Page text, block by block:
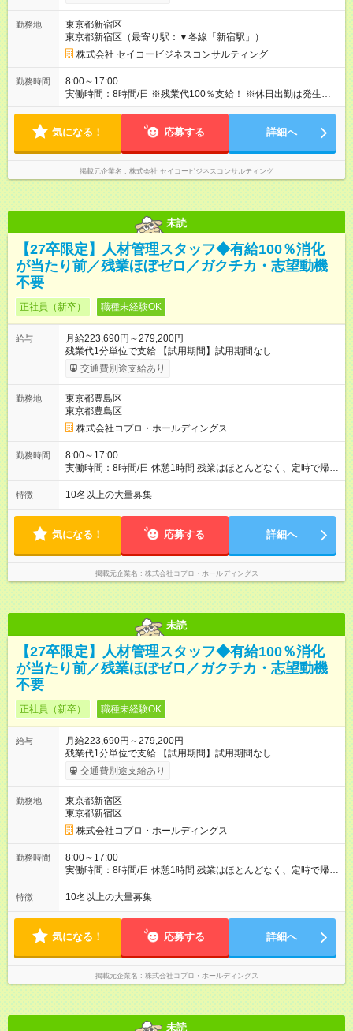
勤務地
東京都新宿区
東京都新宿区（最寄り駅：▼各線「新宿駅」）
株式会社 セイコービジネスコンサルティング
勤務時間
8:00～17:00
実働時間：8時間/日 ※残業代100％支給！ ※休日出勤は発生した
場合は、振替休日の取得が可能です。
気になる！ 応募する 詳細へ
掲載元企業名 株式会社 セイコービジネスコンサルティング
未読
【27卒限定】人材管理スタッフ◆有給100％消化
が当たり前／残業ほぼゼロ／ガクチカ・志望動機
不要
正社員（新卒） 職種未経験OK
給与
月給223,690円～279,200円
残業代1分単位で支給 【試用期間】試用期間なし
交通費別途支給あり
勤務地
東京都豊島区
東京都豊島区
株式会社コプロ・ホールディングス
勤務時間
8:00～17:00
実働時間：8時間/日 休憩1時間 残業はほとんどなく、定時で帰れ
る日が多い働き方です。 毎日の業務は進捗管理や事務が中心な
ので、 「今日やるべき仕事」が終われば、自然と区切りをつけ
方を大切にしています。
特徴 10名以上の大量募集
気になる！ 応募する 詳細へ
掲載元企業名 株式会社コプロ・ホールディングス
未読
【27卒限定】人材管理スタッフ◆有給100％消化
が当たり前／残業ほぼゼロ／ガクチカ・志望動機
不要
正社員（新卒） 職種未経験OK
給与
月給223,690円～279,200円
残業代1分単位で支給 【試用期間】試用期間なし
交通費別途支給あり
勤務地
東京都新宿区
東京都新宿区
株式会社コプロ・ホールディングス
勤務時間
8:00～17:00
実働時間：8時間/日 休憩1時間 残業はほとんどなく、定時で帰れ
る日が多い働き方です。 毎日の業務は進捗管理や事務が中心な
ので、 「今日やるべき仕事」が終われば、自然と区切りをつけ
方を大切にしています。
特徴 10名以上の大量募集
気になる！ 応募する 詳細へ
掲載元企業名 株式会社コプロ・ホールディングス
未読